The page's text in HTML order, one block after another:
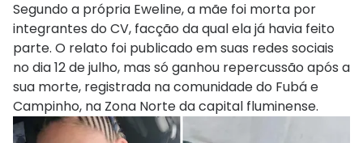
Segundo a própria Eweline, a mãe foi morta por
integrantes do CV, facção da qual ela já havia feito
parte. O relato foi publicado em suas redes sociais
no dia 12 de julho, mas só ganhou repercussão após a
sua morte, registrada na comunidade do Fubá e
Campinho, na Zona Norte da capital fluminense.